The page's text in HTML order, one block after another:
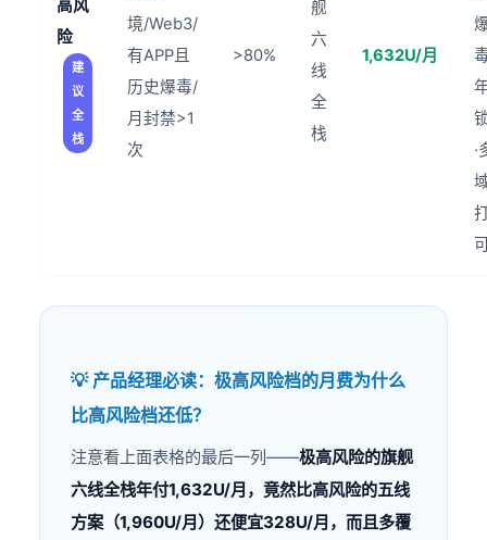
高风
险
建
议
全
栈
境/Web3/
有APP且
历史爆毒/
月封禁>1
次
>80%
舰
六
线
全
栈
1,632U/月
·
💡 产品经理必读：极高风险档的月费为什么
比高风险档还低？
注意看上面表格的最后一列——极高风险的旗舰
六线全栈年付1,632U/月，竟然比高风险的五线
方案（1,960U/月）还便宜328U/月，而且多覆